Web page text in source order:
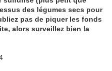
des légumes secs pour
pas de piquer les fonds
alors surveillez bien la